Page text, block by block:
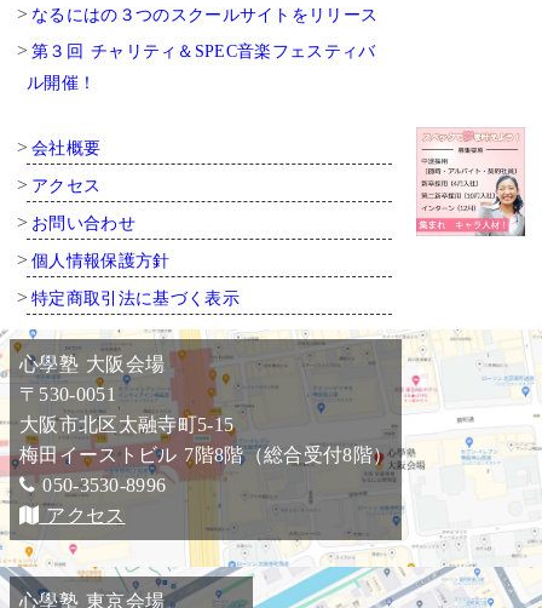
なるにはの３つのスクールサイトをリリース
第３回 チャリティ＆SPEC音楽フェスティバ
ル開催！
会社概要
アクセス
お問い合わせ
個人情報保護方針
特定商取引法に基づく表示
心學塾 大阪会場
〒530-0051
大阪市北区太融寺町5-15
梅田イーストビル 7階8階（総合受付8階）
050-3530-8996
アクセス
心學塾 東京会場